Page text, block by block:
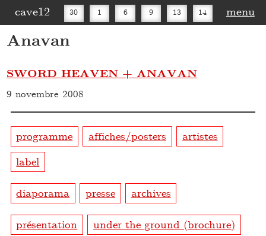
cave12 30 1 6 9 13 14 menu
Anavan
SWORD HEAVEN + ANAVAN
9 novembre 2008
programme affiches/posters
artistes
label
diaporama presse archives
présentation
under the ground (brochure)